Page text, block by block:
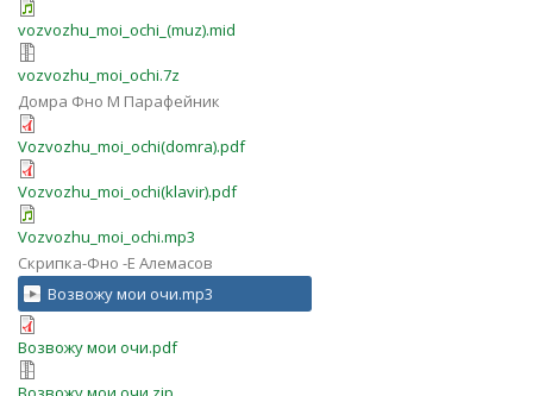
vozvozhu_moi_ochi_(muz).mid
vozvozhu_moi_ochi.7z
Домра Фно М Парафейник
Vozvozhu_moi_ochi(domra).pdf
Vozvozhu_moi_ochi(klavir).pdf
Vozvozhu_moi_ochi.mp3
Скрипка-Фно -Е Алемасов
Возвожу мои очи.mp3
Возвожу мои очи.pdf